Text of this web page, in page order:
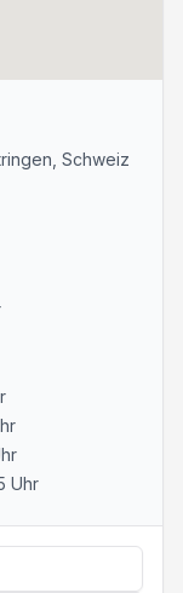
Schweiz
Uhr